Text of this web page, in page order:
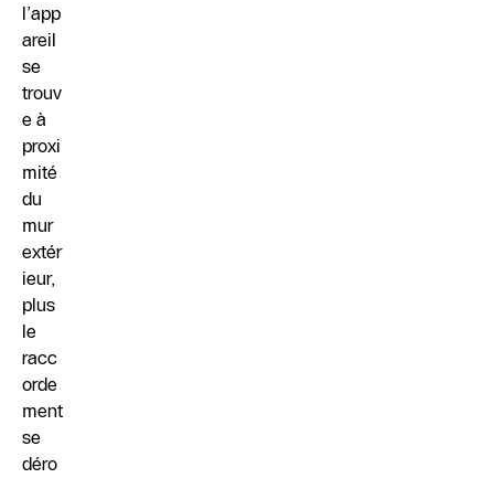
l’app
areil
se
trouv
e à
proxi
mité
du
mur
extér
ieur,
plus
le
racc
orde
ment
se
déro